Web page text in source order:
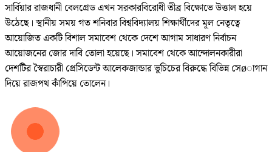
সার্বিয়ার রাজধানী বেলগ্রেড এখন সরকারবিরোধী তীব্র বিক্ষোভে উত্তাল হয়ে
উঠেছে। স্থানীয় সময় গত শনিবার বিশ্ববিদ্যালয় শিক্ষার্থীদের মূল নেতৃত্বে
আয়োজিত একটি বিশাল সমাবেশ থেকে দেশে আগাম সাধারণ নির্বাচন
আয়োজনের জোর দাবি তোলা হয়েছে। সমাবেশ থেকে আন্দোলনকারীরা
দেশটির স্বৈরাচারী প্রেসিডেন্ট আলেকজান্ডার ভুচিচের বিরুদ্ধে বিভিন্ন সেøাগান
দিয়ে রাজপথ কাঁপিয়ে তোলেন।